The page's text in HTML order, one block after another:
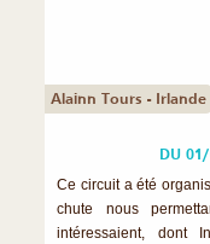
Alainn Tours - Irlande
DU
Ce circuit a été
chute nous
intéressaient, dont